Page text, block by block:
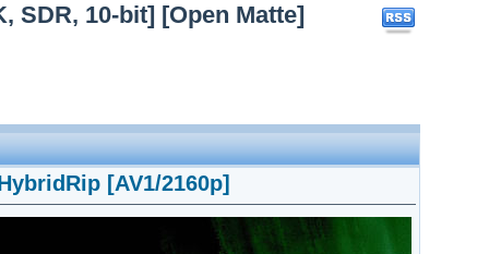
SDR, 10-bit] [Open Matte]
[AV1/2160p]